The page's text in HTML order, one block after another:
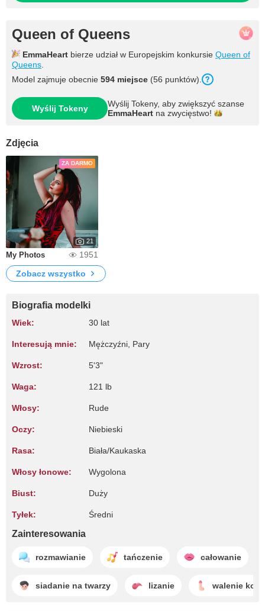
Queen of Queens
EmmaHeart bierze udział w Europejskim konkursie Queen of
Queens
Model zajmuje obecnie 594 miejsce (56 punktów).
Wyślij Tokeny
Wyślij Tokeny, aby zwiększyć szanse
EmmaHeart na zwycięstwo!
Zdjęcia
ZA DARMO
21
My Photos
1951
Zobacz wszystko
Biografia modelki
Wiek: 30 lat
Interesują mnie: Mężczyźni, Pary
Wzrost: 5'3"
Waga: 121 lb
Włosy: Rude
Oczy: Niebieski
Rasa: Biała/Kaukaska
Włosy łonowe: Wygolona
Biust: Duży
Tyłek: Średni
Zainteresowania
rozmawianie tańczenie całowanie
siadanie na twarzy lizanie walenie